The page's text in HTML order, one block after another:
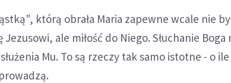
którą obrała Maria zapewne wcale nie
Jezusowi, ale miłość do Niego. Słuchanie
Mu. To są rzeczy tak samo istotne - o